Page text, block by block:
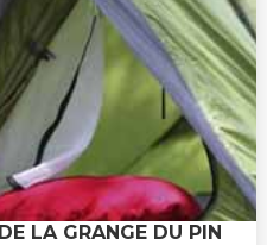
LA GRANGE DU PIN